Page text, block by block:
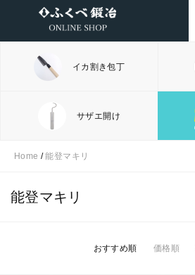
イカ割き包丁
サザエ開け
Home /能登マキリ
能登マキリ
おすすめ順 価格順